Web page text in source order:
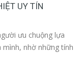
UY TÍN
ưu chuộng lựa
mình, nhờ những tính